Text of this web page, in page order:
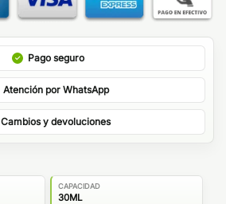
Pago seguro
Atención por WhatsApp
Cambios y devoluciones
CAPACIDAD
30ML